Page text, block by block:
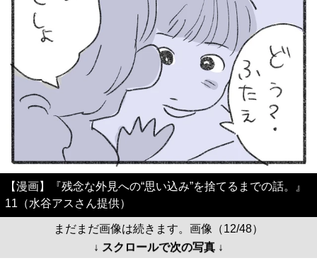
【漫画】『残念な外見への“思い込み”を捨てるまでの話。』
11（水谷アスさん提供）
まだまだ画像は続きます。画像（12/48）
↓ スクロールで次の写真 ↓